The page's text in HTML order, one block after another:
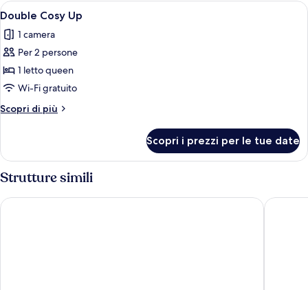
Apri
tutte
le
foto
per
Double
Cosy
Up
Una camera d'albergo con un letto
1
Double Cosy Up
1 camera
Per 2 persone
1 letto queen
Wi-Fi gratuito
Scopri di più
Altri
Cosy
Up
Scopri i prezzi per le tue date
Strutture simili
Hotel Elysees 8 Hotel